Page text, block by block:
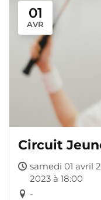
01
AVR
Circuit
samedi 01 avril
2023 à 18:00
-